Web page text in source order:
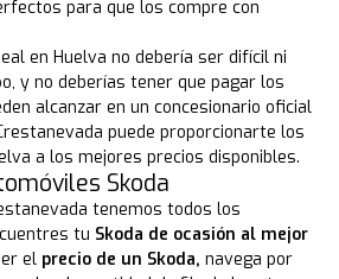
para que los compre con
en Huelva no debería ser difícil ni
y no deberías tener que pagar los
alcanzar en un concesionario oficial
puede proporcionarte los
a los mejores precios disponibles.
Skoda
tenemos todos los
tu Skoda de ocasión al mejor
el precio de un Skoda, navega por